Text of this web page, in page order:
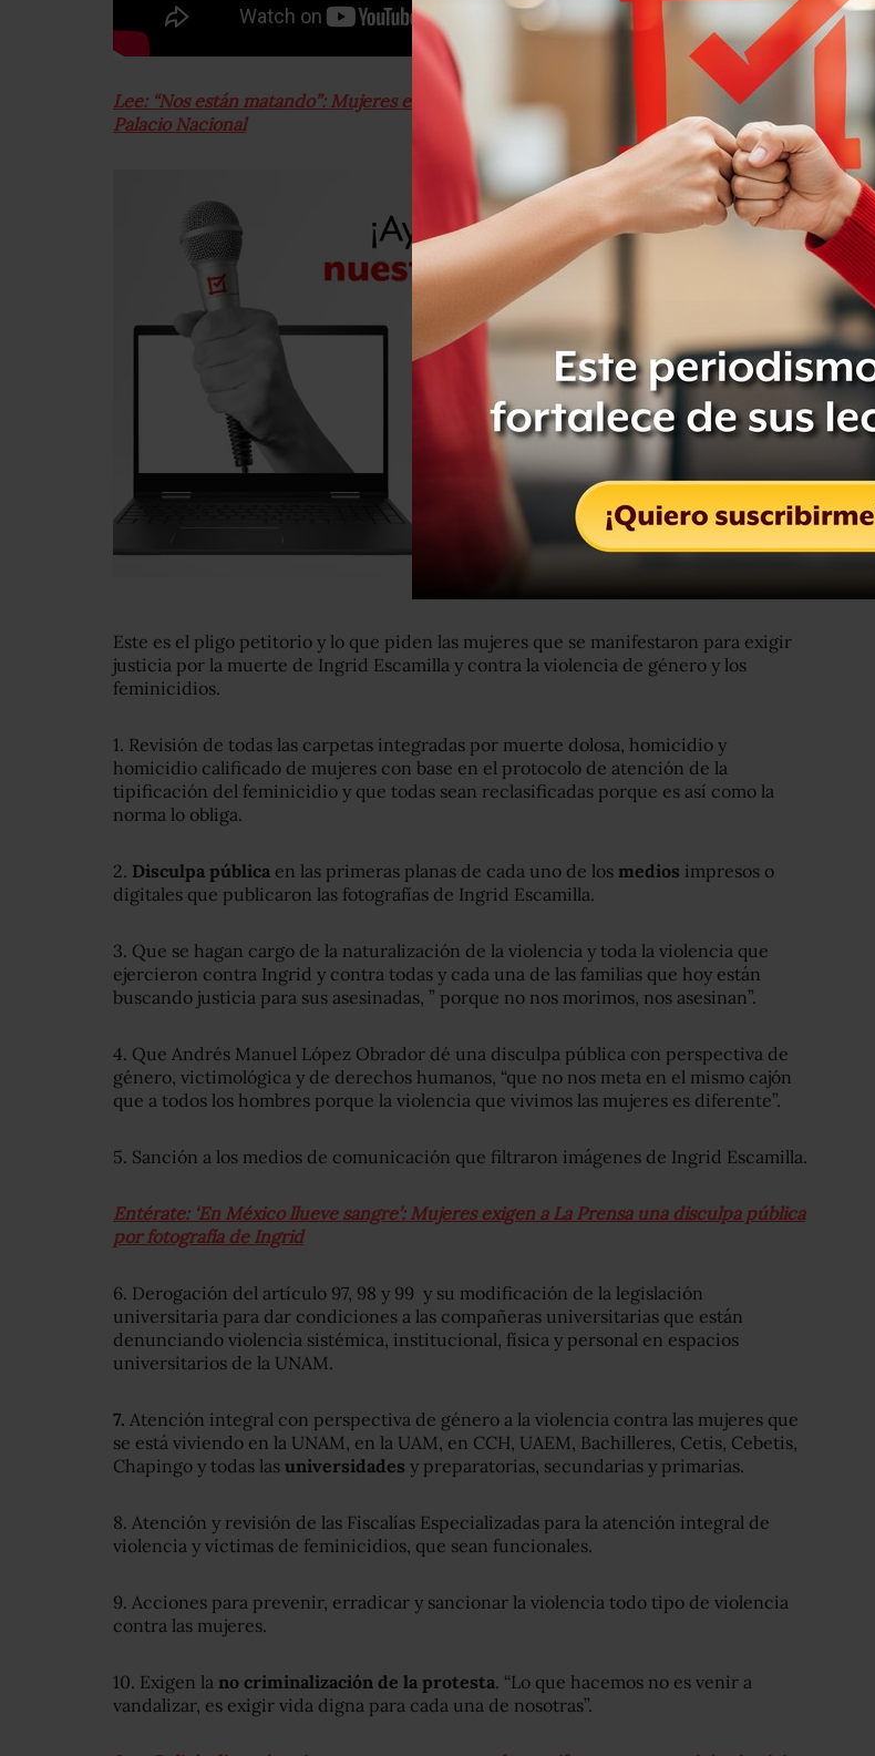
Lee: “Nos están matando”: Mujeres exigen a AMLO justicia contra feminicidios en
Palacio Nacional
Este es el pligo petitorio y lo que piden las mujeres que se manifestaron para exigir
justicia por la muerte de Ingrid Escamilla y contra la violencia de género y los
feminicidios.
1. Revisión de todas las carpetas integradas por muerte dolosa, homicidio y
homicidio calificado de mujeres con base en el protocolo de atención de la
tipificación del feminicidio y que todas sean reclasificadas porque es así como la
norma lo obliga.
2. Disculpa pública en las primeras planas de cada uno de los medios impresos o
digitales que publicaron las fotografías de Ingrid Escamilla.
3. Que se hagan cargo de la naturalización de la violencia y toda la violencia que
ejercieron contra Ingrid y contra todas y cada una de las familias que hoy están
buscando justicia para sus asesinadas, ” porque no nos morimos, nos asesinan”.
4. Que Andrés Manuel López Obrador dé una disculpa pública con perspectiva de
género, victimológica y de derechos humanos, “que no nos meta en el mismo cajón
que a todos los hombres porque la violencia que vivimos las mujeres es diferente”.
5. Sanción a los medios de comunicación que filtraron imágenes de Ingrid Escamilla.
Entérate: ‘En México llueve sangre’: Mujeres exigen a La Prensa una disculpa pública
por fotografía de Ingrid
6. Derogación del artículo 97, 98 y 99 y su modificación de la legislación
universitaria para dar condiciones a las compañeras universitarias que están
denunciando violencia sistémica, institucional, física y personal en espacios
universitarios de la UNAM.
7. Atención integral con perspectiva de género a la violencia contra las mujeres que
se está viviendo en la UNAM, en la UAM, en CCH, UAEM, Bachilleres, Cetis, Cebetis,
Chapingo y todas las universidades y preparatorias, secundarias y primarias.
8. Atención y revisión de las Fiscalías Especializadas para la atención integral de
violencia y víctimas de feminicidios, que sean funcionales.
9. Acciones para prevenir, erradicar y sancionar la violencia todo tipo de violencia
contra las mujeres.
10. Exigen la no criminalización de la protesta. “Lo que hacemos no es venir a
vandalizar, es exigir vida digna para cada una de nosotras”.